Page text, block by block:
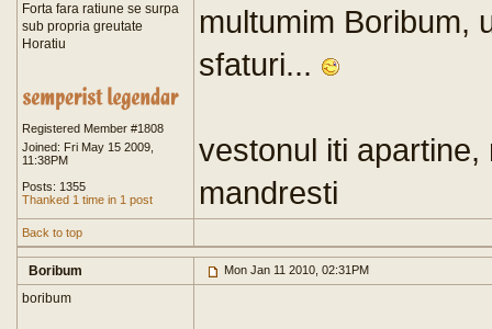
Forta fara ratiune se surpa
sub propria greutate
Horatiu
Registered Member #1808
Joined: Fri May 15 2009,
11:38PM
Posts: 1355
Thanked 1 time in 1 post
multumim Boribum,
sfaturi...
vestonul iti
mandresti
Back to top
Boribum Mon Jan 11 2010, 02:31PM
boribum